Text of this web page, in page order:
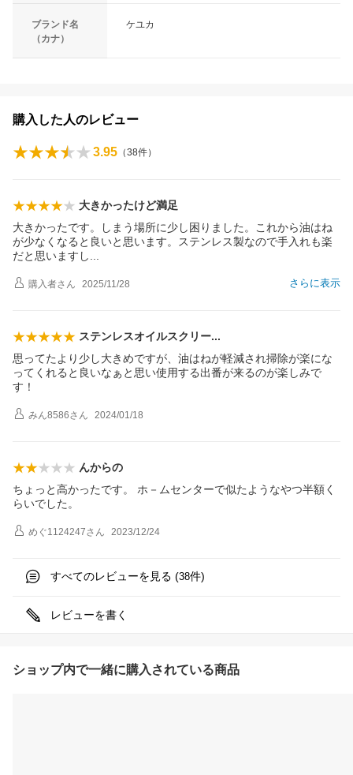
ブランド名
（カナ）
ケユカ
購入した人のレビュー
3.95 （38件）
大きかったけど満足
大きかったです。しまう場所に少し困りました。これから油はね
が少なくなると良いと思います。ステンレス製なので手入れも楽
だと思います し
さらに表示
購入者さん 2025/11/28
ステンレスオイルスクリ ー
思ってたより少し大きめですが、油はねが軽減され掃除が楽にな
ってくれると良いなぁと思い使用する出番が来るのが楽しみで
す！
みん8586さん 2024/01/18
んからの
ちょっと高かったです。 ホ－ムセンターで似たようなやつ半額く
らいでした。
めぐ1124247さん 2023/12/24
すべてのレビューを見る (38件)
レビューを書く
ショップ内で一緒に購入されている商品